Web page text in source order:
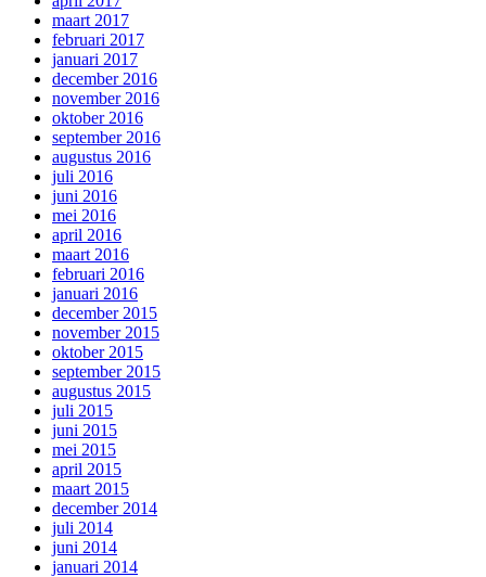
maart 2017
februari 2017
januari 2017
december 2016
november 2016
oktober 2016
september 2016
augustus 2016
juli 2016
juni 2016
mei 2016
april 2016
maart 2016
februari 2016
januari 2016
december 2015
november 2015
oktober 2015
september 2015
augustus 2015
juli 2015
juni 2015
mei 2015
april 2015
maart 2015
december 2014
juli 2014
juni 2014
januari 2014